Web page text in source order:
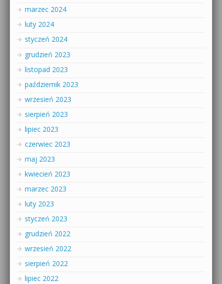
marzec 2024
luty 2024
styczeń 2024
grudzień 2023
listopad 2023
październik 2023
wrzesień 2023
sierpień 2023
lipiec 2023
czerwiec 2023
maj 2023
kwiecień 2023
marzec 2023
luty 2023
styczeń 2023
grudzień 2022
wrzesień 2022
sierpień 2022
lipiec 2022